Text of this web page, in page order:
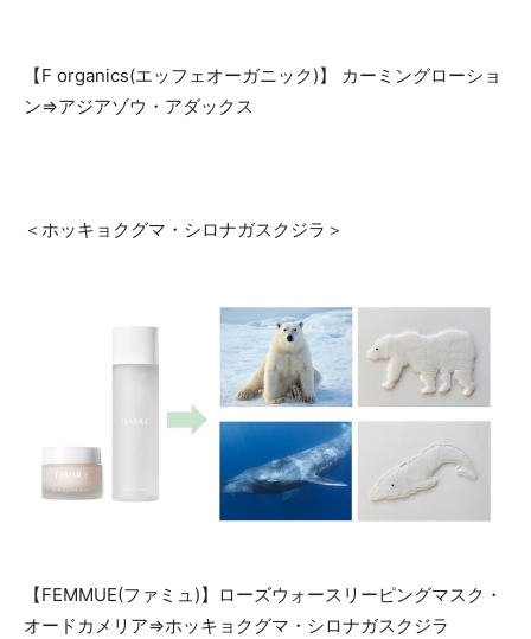
【F organics(エッフェオーガニック)】 カーミングローショ
ン⇒アジアゾウ・アダックス
＜ホッキョクグマ・シロナガスクジラ＞
【FEMMUE(ファミュ)】ローズウォースリーピングマスク・
オードカメリア⇒ホッキョクグマ・シロナガスクジラ